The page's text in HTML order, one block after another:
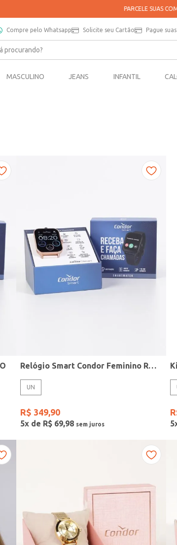
PARCELE SUAS
Compre pelo Whatsapp Solicite seu Cartão Pague
MASCULINO JEANS INFANTIL
Relógio Smart Condor Feminino ROSE
UN
R$ 349,90
5x de R$ 69,98 5